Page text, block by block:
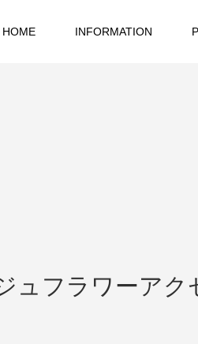
HOME INFORMATION
ュフラワーア